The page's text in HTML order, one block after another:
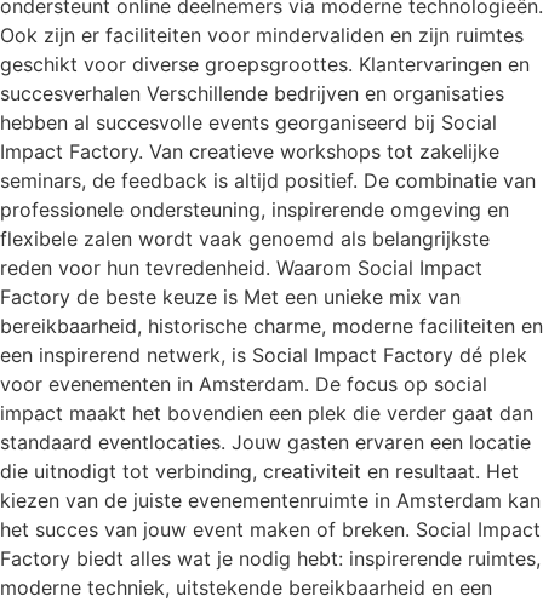
ondersteunt online deelnemers via moderne technologieën.
Ook zijn er faciliteiten voor mindervaliden en zijn ruimtes
geschikt voor diverse groepsgroottes. Klantervaringen en
succesverhalen Verschillende bedrijven en organisaties
hebben al succesvolle events georganiseerd bij Social
Impact Factory. Van creatieve workshops tot zakelijke
seminars, de feedback is altijd positief. De combinatie van
professionele ondersteuning, inspirerende omgeving en
flexibele zalen wordt vaak genoemd als belangrijkste
reden voor hun tevredenheid. Waarom Social Impact
Factory de beste keuze is Met een unieke mix van
bereikbaarheid, historische charme, moderne faciliteiten en
een inspirerend netwerk, is Social Impact Factory dé plek
voor evenementen in Amsterdam. De focus op social
impact maakt het bovendien een plek die verder gaat dan
standaard eventlocaties. Jouw gasten ervaren een locatie
die uitnodigt tot verbinding, creativiteit en resultaat. Het
kiezen van de juiste evenementenruimte in Amsterdam kan
het succes van jouw event maken of breken. Social Impact
Factory biedt alles wat je nodig hebt: inspirerende ruimtes,
moderne techniek, uitstekende bereikbaarheid en een